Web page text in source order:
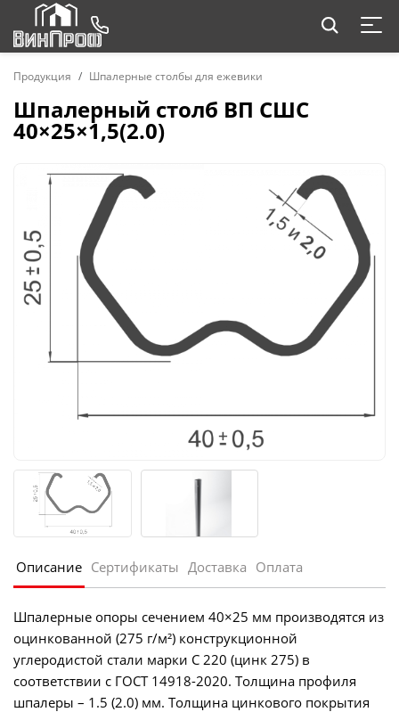
Продукция Шпалерные столбы для ежевики
Шпалерный столб ВП СШС
40×25×1,5(2.0)
Описание Сертификаты Доставка Оплата
Шпалерные опоры сечением 40×25 мм производятся из
оцинкованной (275 г/м²) конструкционной
углеродистой стали марки С 220 (цинк 275) в
соответствии с ГОСТ 14918-2020. Толщина профиля
шпалеры – 1.5 (2.0) мм. Толщина цинкового покрытия